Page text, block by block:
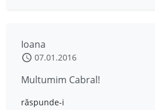
Ioana
07.01.2016
Multumim Cabral!
răspunde-i